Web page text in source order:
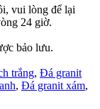
vui lòng để lại
24 giờ.
bảo lưu.
trắng, Đá granit
, Đá granit xám,